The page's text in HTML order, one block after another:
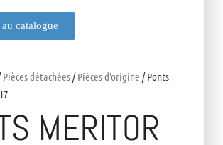
catalogue
Pièces détachées/Pièces d'origine / Ponts
MERITOR